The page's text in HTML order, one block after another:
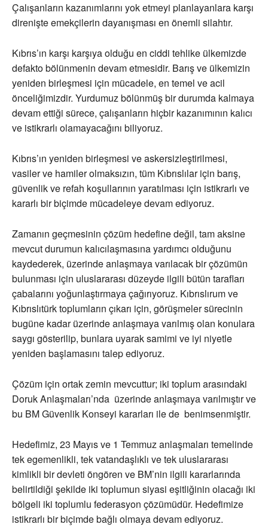
Çalışanların kazanımlarını yok etmeyi planlayanlara karşı
direnişte emekçilerin dayanışması en önemli silahtır.
Kıbrıs’ın karşı karşıya olduğu en ciddi tehlike ülkemizde
defakto bölünmenin devam etmesidir. Barış ve ülkemizin
yeniden birleşmesi için mücadele, en temel ve acil
önceliğimizdir. Yurdumuz bölünmüş bir durumda kalmaya
devam ettiği sürece, çalışanların hiçbir kazanımının kalıcı
ve istikrarlı olamayacağını biliyoruz.
Kıbrıs’ın yeniden birleşmesi ve askersizleştirilmesi,
vasiler ve hamiler olmaksızın, tüm Kıbrıslılar için barış,
güvenlik ve refah koşullarının yaratılması için istikrarlı ve
kararlı bir biçimde mücadeleye devam ediyoruz.
Zamanın geçmesinin çözüm hedefine değil, tam aksine
mevcut durumun kalıcılaşmasına yardımcı olduğunu
kaydederek, üzerinde anlaşmaya varılacak bir çözümün
bulunması için uluslararası düzeyde ilgili bütün tarafları
çabalarını yoğunlaştırmaya çağırıyoruz. Kıbrıslırum ve
Kıbrıslıtürk toplumların çıkarı için, görüşmeler sürecinin
bugüne kadar üzerinde anlaşmaya varılmış olan konulara
saygı gösterilip, bunlara uyarak samimi ve iyi niyetle
yeniden başlamasını talep ediyoruz.
Çözüm için ortak zemin mevcuttur; iki toplum arasındaki
Doruk Anlaşmaları’nda üzerinde anlaşmaya varılmıştır ve
bu BM Güvenlik Konseyi kararları ile de benimsenmiştir.
Hedefimiz, 23 Mayıs ve 1 Temmuz anlaşmaları temelinde
tek egemenlikli, tek vatandaşlıklı ve tek uluslararası
kimlikli bir devleti öngören ve BM’nin ilgili kararlarında
belirtildiği şekilde iki toplumun siyasi eşitliğinin olacağı iki
bölgeli iki toplumlu federasyon çözümüdür. Hedefimize
istikrarlı bir biçimde bağlı olmaya devam ediyoruz.